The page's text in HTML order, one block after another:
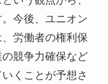
今後、ユニオン
労働者の権利保
競争力確保など
くことが予想さ